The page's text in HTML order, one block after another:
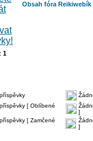
Obsah fóra Reikiwebík
1
[ Oblíbené
]
[ Zamčené
]